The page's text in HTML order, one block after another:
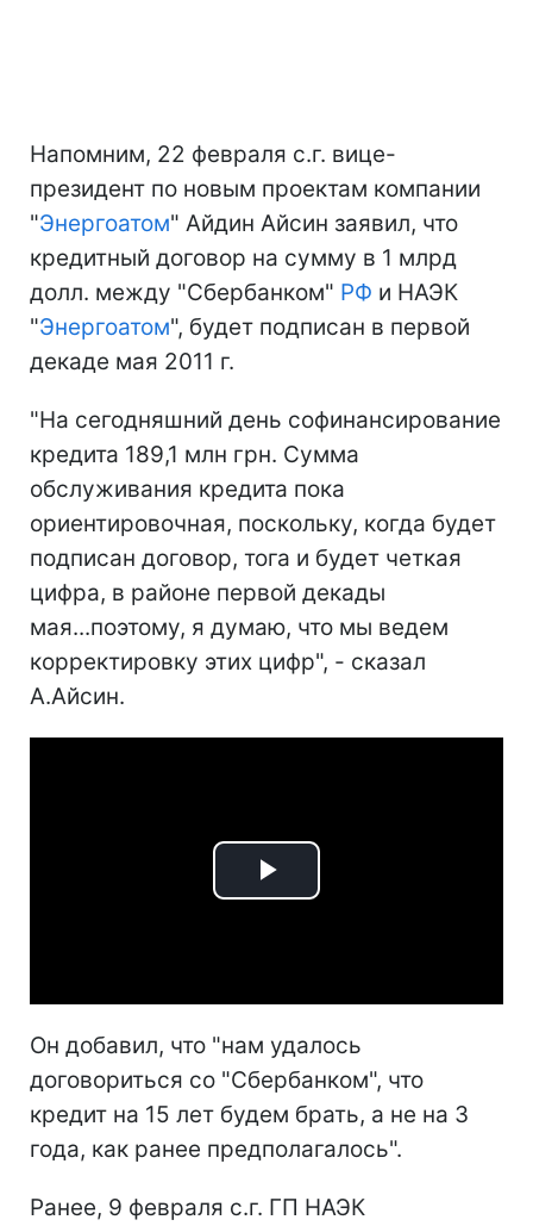
Напомним, 22 февраля с.г. вице-
президент по новым проектам компании
"Энергоатом" Айдин Айсин заявил, что
кредитный договор на сумму в 1 млрд
долл. между "Сбербанком" РФ и НАЭК
"Энергоатом", будет подписан в первой
декаде мая 2011 г.
"На сегодняшний день софинансирование
кредита 189,1 млн грн. Сумма
обслуживания кредита пока
ориентировочная, поскольку, когда будет
подписан договор, тога и будет четкая
цифра, в районе первой декады
мая...поэтому, я думаю, что мы ведем
корректировку этих цифр", - сказал
А.Айсин.
Play
Он добавил, что "нам удалось
договориться со "Сбербанком", что
кредит на 15 лет будем брать, а не на 3
года, как ранее предполагалось".
Ранее, 9 февраля с.г. ГП НАЭК